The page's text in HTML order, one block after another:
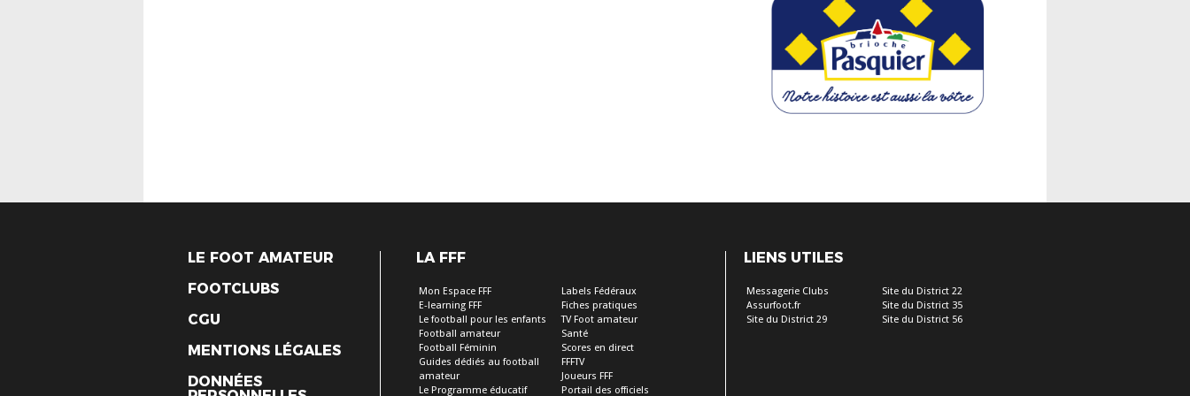
LE FOOT AMATEUR
FOOTCLUBS
CGU
MENTIONS LÉGALES
DONNÉES
LA FFF
Mon Espace FFF
E-learning FFF
Le football pour les enfants
Football amateur
Football Féminin
Guides dédiés au football
amateur
Le Programme éducatif
Labels Fédéraux
Fiches pratiques
TV Foot amateur
Santé
Scores en direct
FFFTV
Joueurs FFF
Portail des officiels
LIENS UTILES
Messagerie Clubs
Assurfoot.fr
Site du District 29
Site du District 22
Site du District 35
Site du District 56